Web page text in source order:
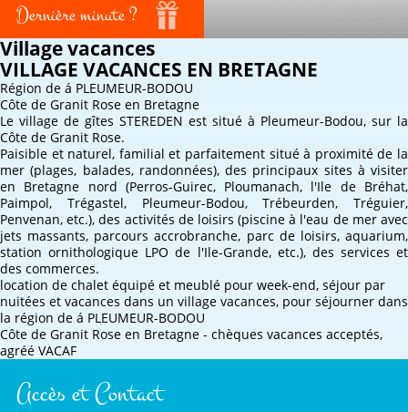
Dernière minute ?
Village vacances
VILLAGE VACANCES EN BRETAGNE
Région de á PLEUMEUR-BODOU
Côte de Granit Rose en Bretagne
Le village de gîtes STEREDEN est situé à Pleumeur-Bodou, sur la
Côte de Granit Rose.
Paisible et naturel, familial et parfaitement situé à proximité de la
mer (plages, balades, randonnées), des principaux sites à visiter
en Bretagne nord (Perros-Guirec, Ploumanach, l'Ile de Bréhat,
Paimpol, Trégastel, Pleumeur-Bodou, Trébeurden, Tréguier,
Penvenan, etc.), des activités de loisirs (piscine à l'eau de mer avec
jets massants, parcours accrobranche, parc de loisirs, aquarium,
station ornithologique LPO de l'Ile-Grande, etc.), des services et
des commerces.
location de chalet équipé et meublé pour week-end, séjour par
nuitées et vacances dans un village vacances, pour séjourner dans
la région de á PLEUMEUR-BODOU
Côte de Granit Rose en Bretagne - chèques vacances acceptés,
agréé VACAF
Accès et Contact